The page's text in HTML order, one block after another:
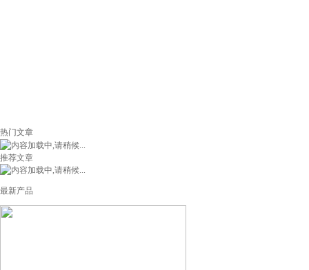
热门文章
推荐文章
最新产品